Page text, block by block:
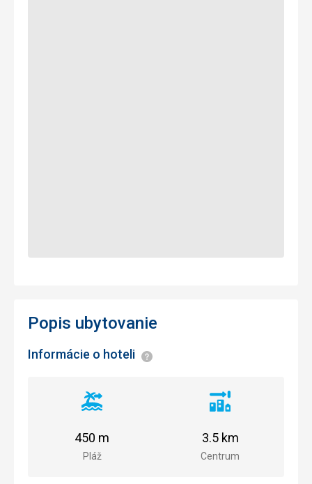
Popis ubytovanie
Informácie o hoteli Informácie
Vzdialenosť
pláže
Pláž
450 m
Vzdialenosť
centra
Centrum
3.5 km